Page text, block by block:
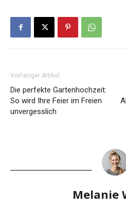
Vorheriger Artikel
Die perfekte Gartenhochzeit:
So wird Ihre Feier im Freien
unvergesslich
Melanie